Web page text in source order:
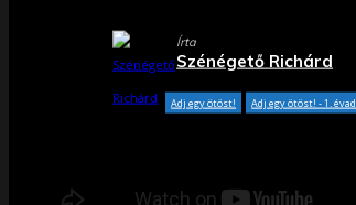
Írta
Szénégető Richárd
Adj egy ötöst! Adj egy ötöst! - 1. évad